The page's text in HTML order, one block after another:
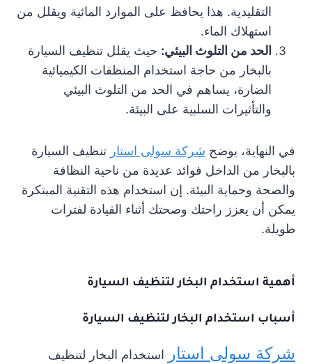
التقليدية. هذا يحافظ على الموارد المائية ويقلل من
استهلاك الماء.
الحد من التلوث البيئي: حيث يقلل تنظيف السيارة
بالبخار من حاجة استخدام المنظفات الكيميائية
الضارة، يساهم في الحد من التلوث البيئي
والتأثيرات السلبية على البيئة.
في النهاية، يوضح شركة سولى استار تنظيف السيارة
بالبخار من الداخل فوائد عديدة من ناحية النظافة
والصحة وحماية البيئة. إن استخدام هذه التقنية المبتكرة
يمكن أن يعزز راحتك وصحتك أثناء القيادة لفترات
طويلة.
أهمية استخدام البخار لتنظيف السيارة
أسباب استخدام البخار لتنظيف السيارة
شركة سولى استار
استخدام البخار لتنظيف